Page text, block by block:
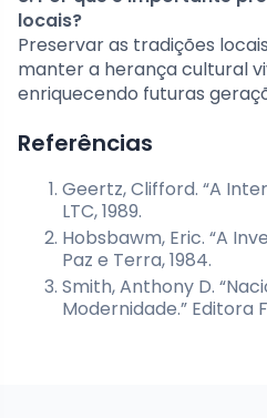
locais?
Preservar as tradições
manter a herança cultural
enriquecendo futuras
Referências
Geertz, Clifford. “A
LTC, 1989.
Hobsbawm, Eric. “A
Paz e Terra, 1984.
Smith, Anthony D.
Modernidade.” Editora